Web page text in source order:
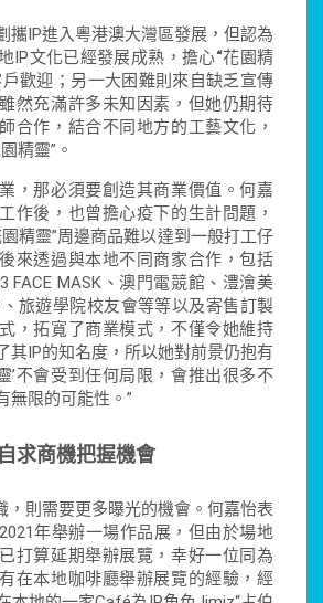
攜IP進入粵港澳大灣區發展，但認為
IP文化已經發展成熟，擔心“花園精
戶歡迎；另一大困難則來自缺乏宣傳
然充滿許多未知因素，但她仍期待
合作，結合不同地方的工藝文化，
精靈”。
，那必須要創造其商業價值。何嘉
作後，也曾擔心疫下的生計問題，
精靈”周邊商品難以達到一般打工仔
來透過與本地不同商家合作，包括
FACE MASK、澳門電競館、澧澮美
旅遊學院校友會等等以及寄售訂製
，拓寬了商業模式，不僅令她維持
其IP的知名度，所以她對前景仍抱有
’不會受到任何局限，會推出很多不
無限的可能性。”
自求商機把握機會
，則需要更多曝光的機會。何嘉怡表
年舉辦一場作品展，但由於場地
打算延期舉辦展覽，幸好一位同為
在本地咖啡廳舉辦展覽的經驗，經